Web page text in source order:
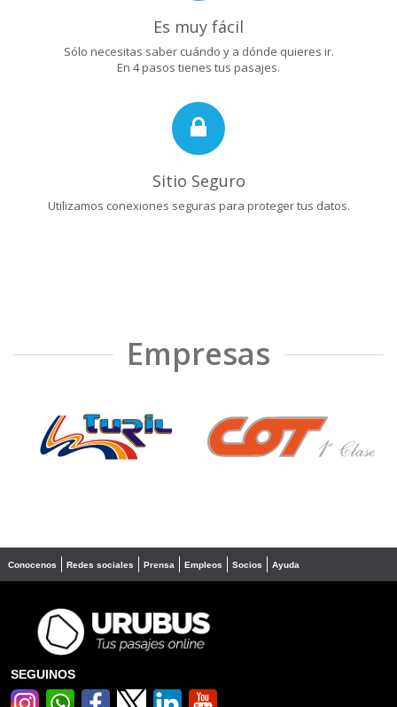
Es muy fácil
Sólo necesitas saber cuándo y a dónde quieres ir.
En 4 pasos tienes tus pasajes.
Sitio Seguro
Utilizamos conexiones seguras para proteger tus datos.
Empresas
❮ ❯
Conocenos Redes sociales Prensa Empleos Socios Ayuda
SEGUINOS